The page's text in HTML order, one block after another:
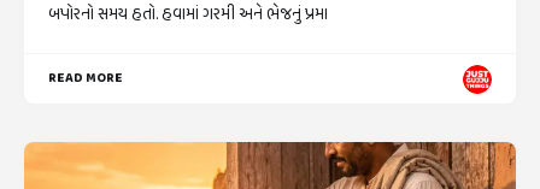
બપોરનો સમય હતો. હવામાં ગરમી અને ભેજનું પ્રમા
READ MORE